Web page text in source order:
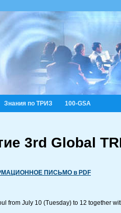
Знания по ТРИЗ 100-GSA
3rd Global
ПИСЬМО в PDF
from July 10 (Tuesday) to 12 together